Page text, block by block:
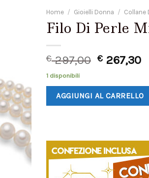
Home / Gioielli Donna / Collane
Filo Di Perle
€297,00 € 267,30
1 disponibili
AGGIUNGI AL CARRELLO